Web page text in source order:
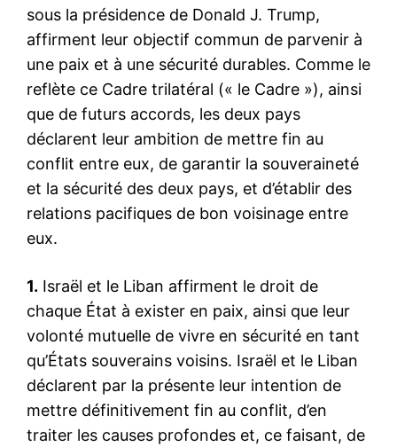
sous la présidence de Donald J. Trump,
affirment leur objectif commun de parvenir à
une paix et à une sécurité durables. Comme le
reflète ce Cadre trilatéral (« le Cadre »), ainsi
que de futurs accords, les deux pays
déclarent leur ambition de mettre fin au
conflit entre eux, de garantir la souveraineté
et la sécurité des deux pays, et d’établir des
relations pacifiques de bon voisinage entre
eux.
1. Israël et le Liban affirment le droit de
chaque État à exister en paix, ainsi que leur
volonté mutuelle de vivre en sécurité en tant
qu’États souverains voisins. Israël et le Liban
déclarent par la présente leur intention de
mettre définitivement fin au conflit, d’en
traiter les causes profondes et, ce faisant, de